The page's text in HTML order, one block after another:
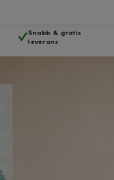
Snabb & gratis
leverans